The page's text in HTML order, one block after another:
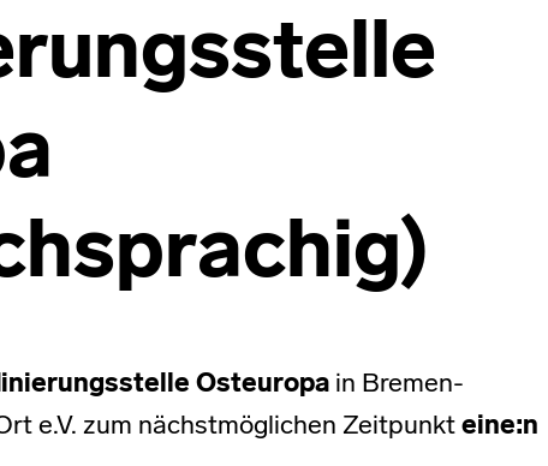
Osteuropa in Bremen-
e.V. zum nächstmöglichen Zeitpunkt eine:n